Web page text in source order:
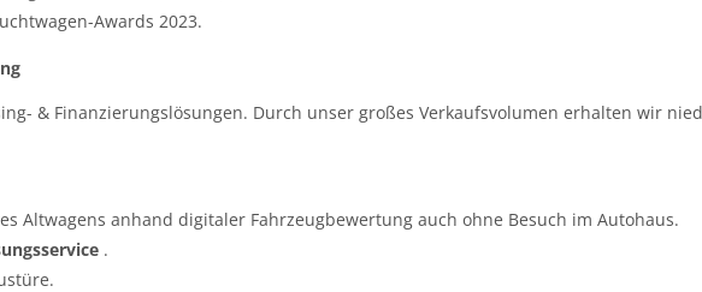
Awards 2023.
& Finanzierungslösungen. Durch unser großes Verkaufsvolumen erhalten wir
Altwagens anhand digitaler Fahrzeugbewertung auch ohne Besuch im Autohaus.
.